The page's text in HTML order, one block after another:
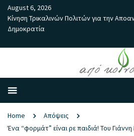
August 6, 2026
Κίνηση Τρικαλινών Πολιτών για την
Δημοκρατία
Home
Απόψεις
Ένα “φορμάτ” είναι ρε παιδιά! Του